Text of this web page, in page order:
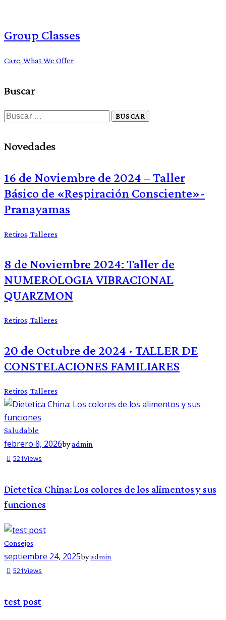
Group Classes
Care, What We Offer
Buscar
Buscar:
Novedades
16 de Noviembre de 2024 – Taller
Básico de «Respiración Consciente»-
Pranayamas
Retiros, Talleres
8 de Noviembre 2024: Taller de
NUMEROLOGIA VIBRACIONAL
QUARZMON
Retiros, Talleres
20 de Octubre de 2024 · TALLER DE
CONSTELACIONES FAMILIARES
Retiros, Talleres
Saludable
febrero 8, 2026byadmin
521Views
Dietetica China: Los colores de los alimentos y sus
funciones
Consejos
septiembre 24, 2025byadmin
521Views
test post